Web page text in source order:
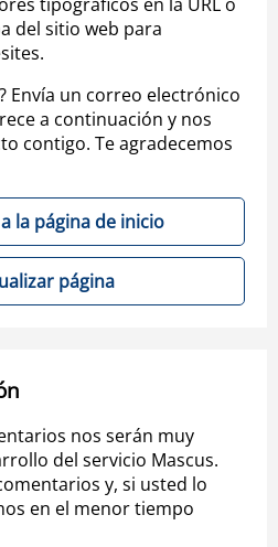
del sitio web para
Envía un correo electrónico
a continuación y nos
contigo. Te agradecemos
la página de inicio
página
nos serán muy
del servicio Mascus.
y, si usted lo
en el menor tiempo